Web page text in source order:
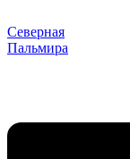
Северная
Пальмира